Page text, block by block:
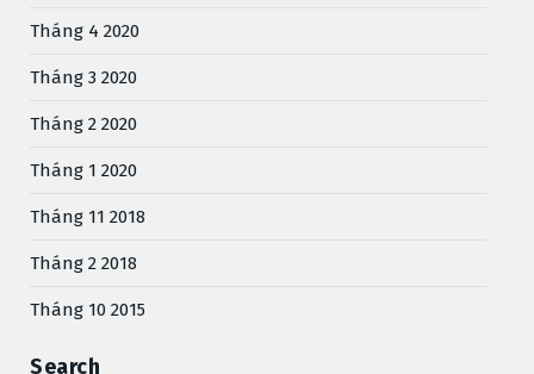
Tháng 4 2020
Tháng 3 2020
Tháng 2 2020
Tháng 1 2020
Tháng 11 2018
Tháng 2 2018
Tháng 10 2015
Search